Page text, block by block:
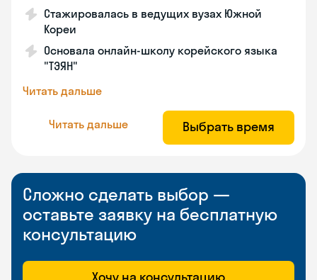
Стажировалась в ведущих вузах Южной
Кореи
Основала онлайн-школу корейского языка
"ТЭЯН"
Читать дальше
Читать дальше Выбрать время
Сложно сделать выбор —
оставьте заявку на бесплатную
консультацию